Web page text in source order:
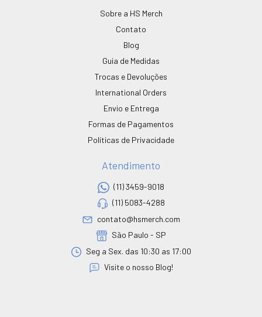
Sobre a HS Merch
Contato
Blog
Guia de Medidas
Trocas e Devoluções
International Orders
Envio e Entrega
Formas de Pagamentos
Políticas de Privacidade
Atendimento
(11) 3459-9018
(11) 5083-4288
contato@hsmerch.com
São Paulo - SP
Seg a Sex. das 10:30 as 17:00
Visite o nosso Blog!